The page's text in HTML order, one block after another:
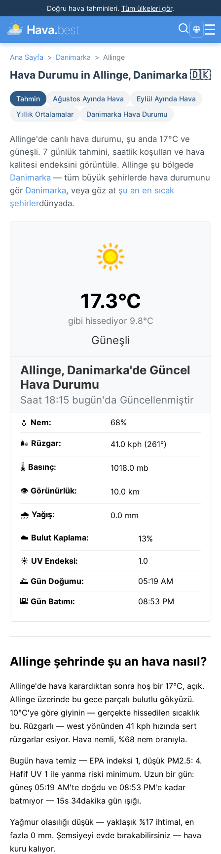
Doğru hava tahminleri. Tüm ülkeleri gör.
Hava.best 🌐 ☰
Ana Sayfa > Danimarka > Allinge
Hava Durumu in Allinge, Danimarka 🇩🇰
Tahmin Ağustos Ayında Hava
Eylül Ayında Hava
Yıllık Ortalamalar
Danimarka Hava Durumu
Allinge'de canlı hava durumu, şu anda 17°C ve
güneşli. 7 günlük tahmini, saatlik koşulları ve hava
kalitesi endeksini görüntüle. Allinge şu bölgede
Danimarka — tüm büyük şehirlerde hava durumunu
gör Danimarka, veya göz at şu an en sıcak
şehirlerdünyada.
17.3°C
gibi hissediyor 9.8°C
Güneşli
Allinge, Danimarka'de Güncel
Hava Durumu
Saat 18:15 bugün'da Güncellenmiştir
💧 Nem: 68%
🌬️ Rüzgar: 41.0 kph (261°)
🌡️ Basınç: 1018.0 mb
👁️ Görünürlük: 10.0 km
🌧️ Yağış: 0.0 mm
☁️ Bulut Kaplama: 13%
☀️ UV Endeksi: 1.0
🌅 Gün Doğumu: 05:19 AM
🌇 Gün Batımı: 08:53 PM
Allinge şehrinde şu an hava nasıl?
Allinge'de hava karardıktan sonra hoş bir 17°C, açık.
Allinge üzerinde bu gece parçalı bulutlu gökyüzü.
10°C'ye göre giyinin — gerçekte hissedilen sıcaklık
bu. Rüzgarlı — west yönünden 41 kph hızında sert
rüzgarlar esiyor. Hava nemli, %68 nem oranıyla.
Bugün hava temiz — EPA indeksi 1, düşük PM2.5: 4.
Hafif UV 1 ile yanma riski minimum. Uzun bir gün:
güneş 05:19 AM'te doğdu ve 08:53 PM'e kadar
batmıyor — 15s 34dakika gün ışığı.
Yağmur olasılığı düşük — yaklaşık %17 ihtimal, en
fazla 0 mm. Şemsiyeyi evde bırakabilirsiniz — hava
kuru kalıyor.